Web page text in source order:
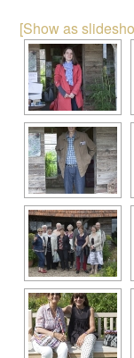
[Show as